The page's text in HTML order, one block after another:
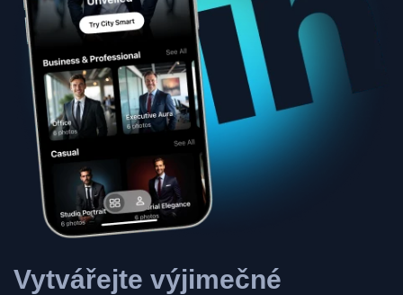
Vytvářejte výjimečné